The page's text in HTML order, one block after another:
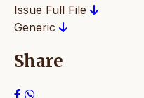
Issue Full File
Generic
Share